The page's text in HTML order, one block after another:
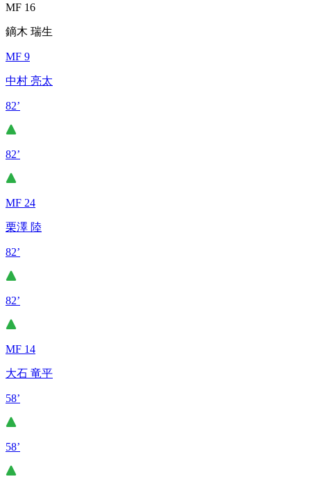
MF 16
鏑木 瑞生
MF 9
中村 亮太
82’
82’
MF 24
栗澤 陸
82’
82’
MF 14
大石 竜平
58’
58’